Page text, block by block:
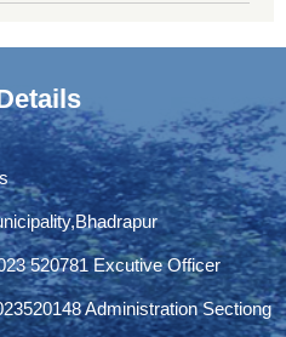
520781 Excutive Officer
Administration Sectiong